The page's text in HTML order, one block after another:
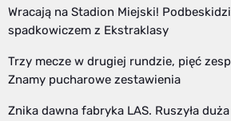
Wracają na Stadion Miejski!
spadkowiczem z Ekstraklasy
Trzy mecze w drugiej rundzie, pięć
Znamy pucharowe zestawienia
Znika dawna fabryka LAS. Ruszyła